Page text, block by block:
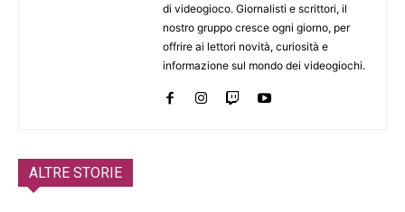
di videogioco. Giornalisti e scrittori, il
nostro gruppo cresce ogni giorno, per
offrire ai lettori novità, curiosità e
informazione sul mondo dei videogiochi.
ALTRE STORIE